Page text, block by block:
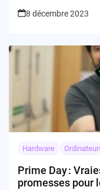
8 décembre 2023
Hardware
Prime Day :
promesses pour